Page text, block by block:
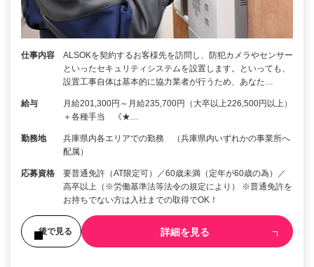
仕事内容
ALSOKを契約するお客様先を訪問し、防犯カメラやセンサー
といったセキュリティシステムを設置します。といっても、
設置工事自体は基本的に協力業者が行うため、あなた…
給与
月給201,300円～月給235,700円（大卒以上226,500円以上）
＋各種手当 《★…
勤務地
兵庫県内各エリアでの勤務 （兵庫県内いずれかの事業所へ
配属）
応募資格
要普通免許（AT限定可）／60歳未満（定年が60歳の為）／
高卒以上（※労働基準法等法令の規定により） ※普通免許を
お持ちでない方は入社までの取得でOK！
後で見る 詳細を見る